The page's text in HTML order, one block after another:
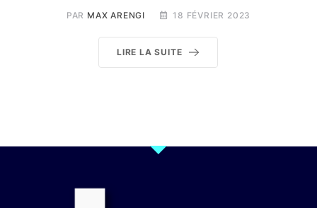
PAR MAX ARENGI 18 FÉVRIER 2023
LIRE LA SUITE